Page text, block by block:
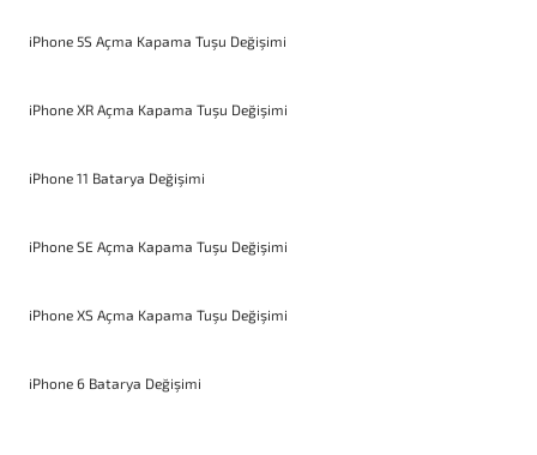
iPhone 5S Açma Kapama Tuşu Değişimi
iPhone XR Açma Kapama Tuşu Değişimi
iPhone 11 Batarya Değişimi
iPhone SE Açma Kapama Tuşu Değişimi
iPhone XS Açma Kapama Tuşu Değişimi
iPhone 6 Batarya Değişimi